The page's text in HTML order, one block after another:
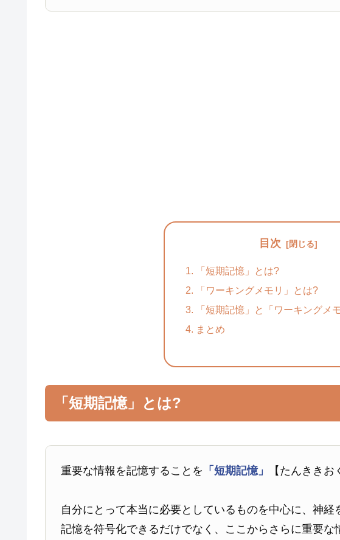
目次
「短期記憶」とは?
「ワーキングメモリ」とは?
「短期記憶」と「ワーキングメ
まとめ
「短期記憶」とは?
重要な情報を記憶することを 「短期記憶」 【たんききお
自分にとって本当に必要としているものを中心に、神
記憶を符号化できるだけでなく、ここからさらに重要な